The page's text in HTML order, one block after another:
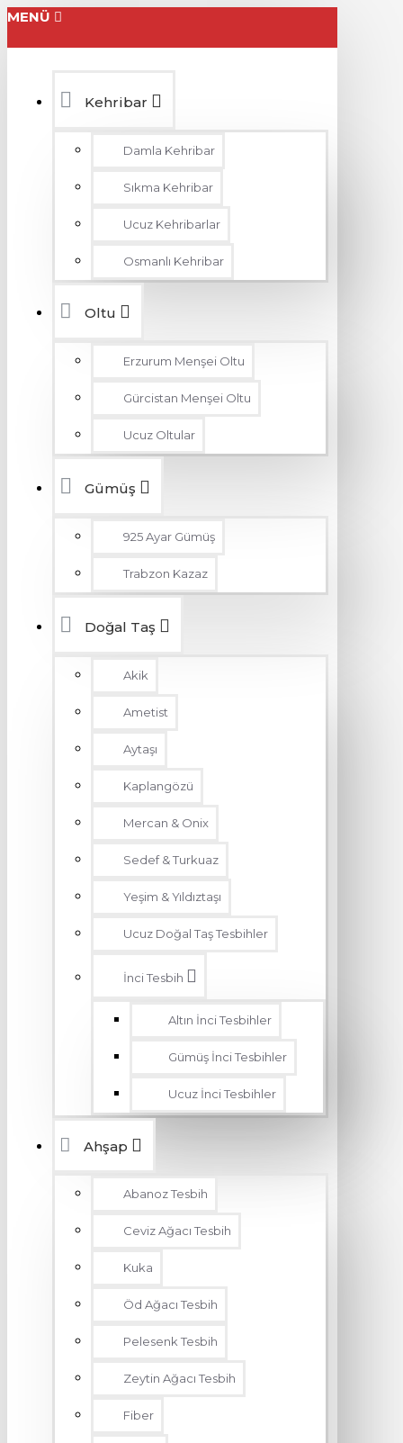
MENÜ
Kehribar
Damla Kehribar
Sıkma Kehribar
Ucuz Kehribarlar
Osmanlı Kehribar
Oltu
Erzurum Menşei Oltu
Gürcistan Menşei Oltu
Ucuz Oltular
Gümüş
925 Ayar Gümüş
Trabzon Kazaz
Doğal Taş
Akik
Ametist
Aytaşı
Kaplangözü
Mercan & Onix
Sedef & Turkuaz
Yeşim & Yıldıztaşı
Ucuz Doğal Taş Tesbihler
İnci Tesbih
Altın İnci Tesbihler
Gümüş İnci Tesbihler
Ucuz İnci Tesbihler
Ahşap
Abanoz Tesbih
Ceviz Ağacı Tesbih
Kuka
Öd Ağacı Tesbih
Pelesenk Tesbih
Zeytin Ağacı Tesbih
Fiber